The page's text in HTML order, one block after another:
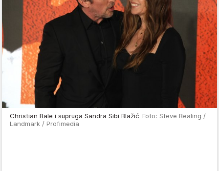
Christian Bale i supruga Sandra Sibi Blažić Foto: Steve Bealing /
Landmark / Profimedia